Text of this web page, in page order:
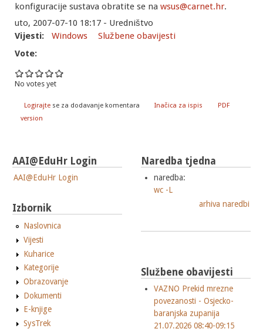
konfiguracije sustava obratite se na wsus@carnet.hr.
uto, 2007-07-10 18:17 - Uredništvo
Vijesti:
Windows
Službene obavijesti
Vote:
No votes yet
Logirajtese za dodavanje komentara Inačica za ispis
PDF
version
AAI@EduHr Login
AAI@EduHr Login
Izbornik
Naslovnica
Vijesti
Kuharice
Kategorije
Obrazovanje
Dokumenti
E-knjige
SysTrek
Naredba tjedna
naredba:
wc -L
arhiva naredbi
Službene obavijesti
VAZNO Prekid mrezne
povezanosti - Osjecko-
baranjska zupanija
21.07.2026 08:40-09:15